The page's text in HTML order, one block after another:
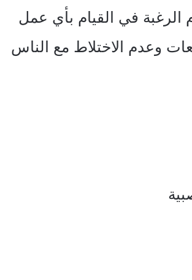
في القيام بأي عمل
وعدم الاختلاط مع الناس